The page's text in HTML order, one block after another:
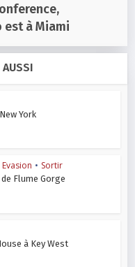
est à Miami
AUSSI
York
Evasion • Sortir
Flume Gorge
à Key West